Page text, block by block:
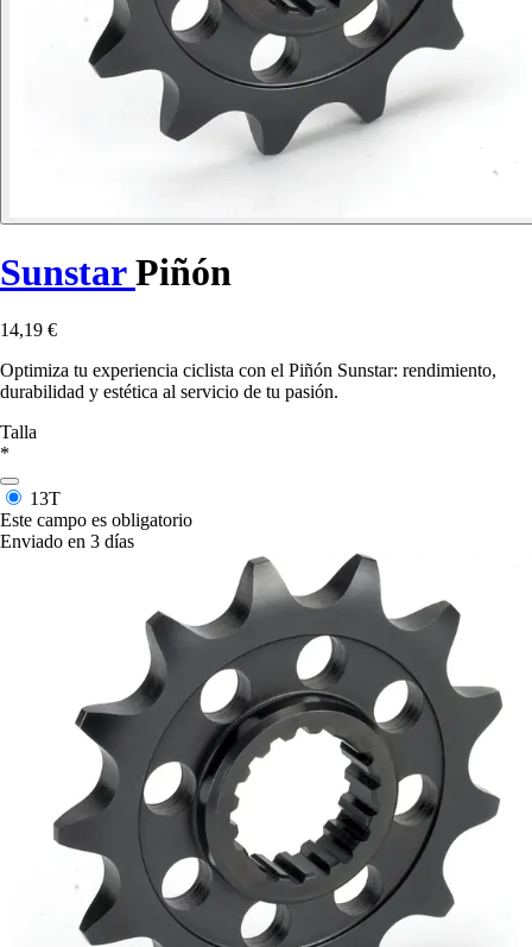
SunstarPiñón
14,19 €
Optimiza tu experiencia ciclista con el Piñón Sunstar: rendimiento,
durabilidad y estética al servicio de tu pasión.
Talla
*
13T
Este campo es obligatorio
Enviado en 3 días